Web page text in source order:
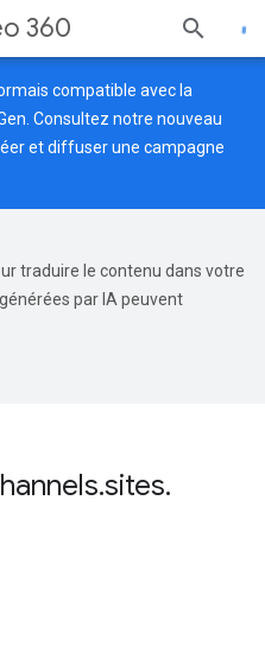
360
compatible avec la
Consultez notre nouveau
et diffuser une campagne
traduire le contenu dans votre
par IA peuvent
.sites.